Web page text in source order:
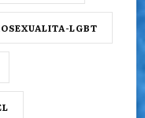
LGBT